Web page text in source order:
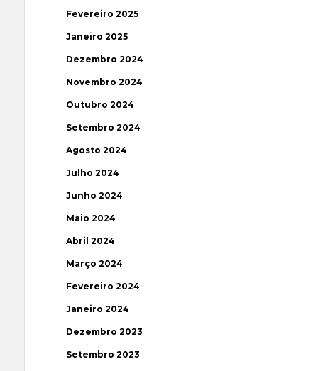
Fevereiro 2025
Janeiro 2025
Dezembro 2024
Novembro 2024
Outubro 2024
Setembro 2024
Agosto 2024
Julho 2024
Junho 2024
Maio 2024
Abril 2024
Março 2024
Fevereiro 2024
Janeiro 2024
Dezembro 2023
Setembro 2023